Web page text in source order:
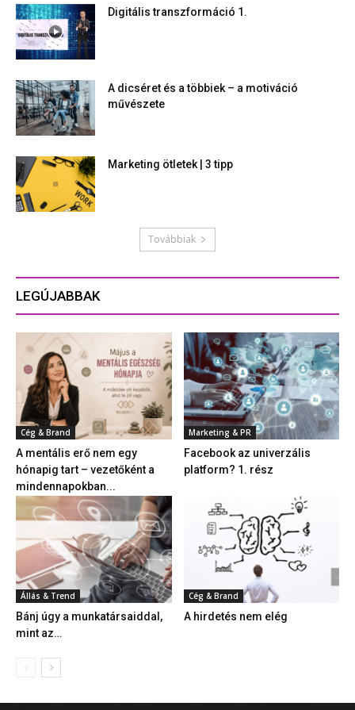
Digitális transzformáció 1.
A dicséret és a többiek – a motiváció
művészete
Marketing ötletek | 3 tipp
Továbbiak
LEGÚJABBAK
Cég & Brand
A mentális erő nem egy
hónapig tart – vezetőként a
mindennapokban...
Marketing & PR
Facebook az univerzális
platform? 1. rész
Állás & Trend
Bánj úgy a munkatársaiddal,
mint az…
Cég & Brand
A hirdetés nem elég